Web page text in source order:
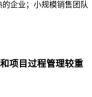
企业；小规模销售团队
项目过程管理较重